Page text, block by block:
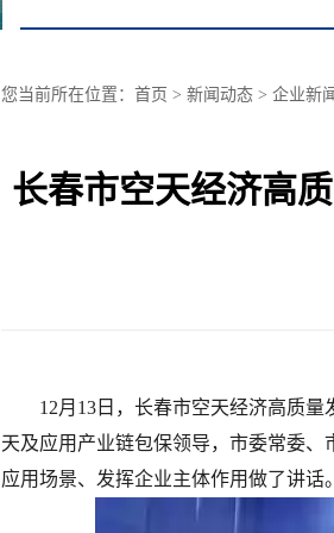
您当前所在位置： 首页 > 新闻动态 > 企业新
长春市空天经济高
12月13日，长春市空天经济高质
天及应用产业链包保领导，市委常委
应用场景、发挥企业主体作用做了讲